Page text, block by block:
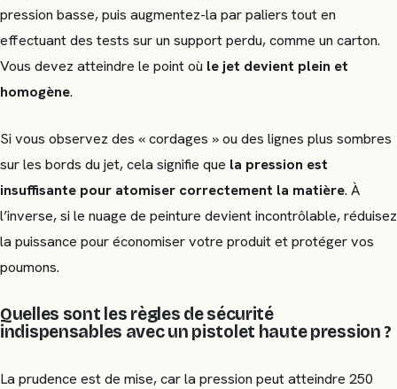
pression basse, puis augmentez-la par paliers tout en
effectuant des tests sur un support perdu, comme un carton.
Vous devez atteindre le point où le jet devient plein et
homogène.
Si vous observez des « cordages » ou des lignes plus sombres
sur les bords du jet, cela signifie que la pression est
insuffisante pour atomiser correctement la matière. À
l’inverse, si le nuage de peinture devient incontrôlable, réduisez
la puissance pour économiser votre produit et protéger vos
poumons.
Quelles sont les règles de sécurité
indispensables avec un pistolet haute pression ?
La prudence est de mise, car la pression peut atteindre 250